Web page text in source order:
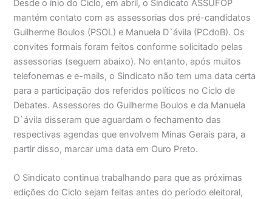
Desde o ínio do Ciclo, em abril, o Sindicato ASSUFOP
mantém contato com as assessorias dos pré-candidatos
Guilherme Boulos (PSOL) e Manuela D`ávila (PCdoB). Os
convites formais foram feitos conforme solicitado pelas
assessorias (seguem abaixo). No entanto, após muitos
telefonemas e e-mails, o Sindicato não tem uma data certa
para a participação dos referidos políticos no Ciclo de
Debates. Assessores do Guilherme Boulos e da Manuela
D`ávila disseram que aguardam o fechamento das
respectivas agendas que envolvem Minas Gerais para, a
partir disso, marcar uma data em Ouro Preto.
O Sindicato continua trabalhando para que as próximas
edições do Ciclo sejam feitas antes do período eleitoral,